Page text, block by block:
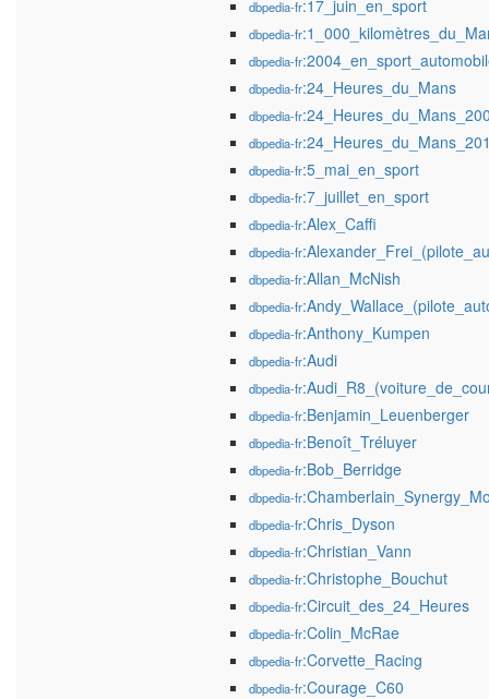
dbpedia-fr:17_juin_en_sport
dbpedia-fr
dbpedia-fr
dbpedia-fr:24_Heures_du_Mans
dbpedia-fr
dbpedia-fr
dbpedia-fr:5_mai_en_sport
dbpedia-fr:7_juillet_en_sport
dbpedia-fr:Alex_Caffi
dbpedia-fr
dbpedia-fr:Allan_McNish
dbpedia-fr
dbpedia-fr:Anthony_Kumpen
dbpedia-fr:Audi
dbpedia-fr
dbpedia-fr:Benjamin_Leuenberger
dbpedia-fr:Benoît_Tréluyer
dbpedia-fr:Bob_Berridge
dbpedia-fr
dbpedia-fr:Chris_Dyson
dbpedia-fr:Christian_Vann
dbpedia-fr:Christophe_Bouchut
dbpedia-fr:Circuit_des_24_Heures
dbpedia-fr:Colin_McRae
dbpedia-fr:Corvette_Racing
dbpedia-fr:Courage_C60